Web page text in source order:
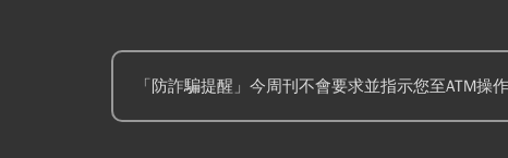
「防詐騙提醒」今周刊不會要求並指示您至ATM